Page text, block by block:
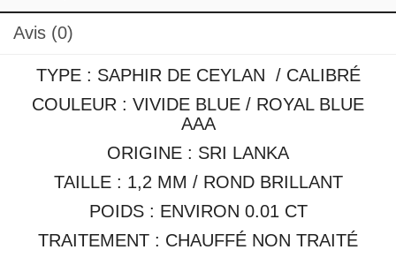
Avis (0)
TYPE : SAPHIR DE CEYLAN / CALIBRÉ
COULEUR : VIVIDE BLUE / ROYAL BLUE
AAA
ORIGINE : SRI LANKA
TAILLE : 1,2 MM / ROND BRILLANT
POIDS : ENVIRON 0.01 CT
TRAITEMENT : CHAUFFÉ NON TRAITÉ